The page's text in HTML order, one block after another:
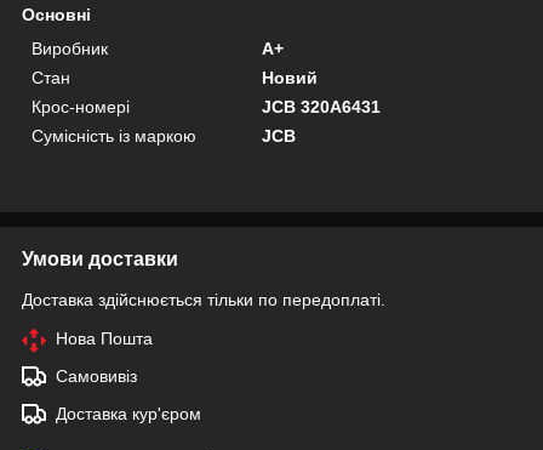
Основні
Виробник
A+
Стан
Новий
Крос-номері
JCB 320A6431
Сумісність із маркою
JCB
Умови доставки
Доставка здійснюється тільки по передоплаті.
Нова Пошта
Самовивіз
Доставка кур'єром